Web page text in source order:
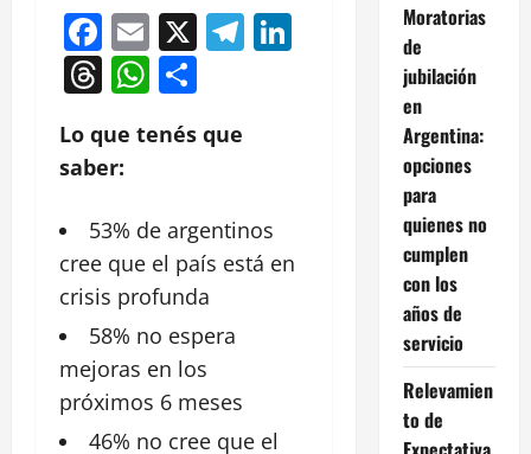
Facebook
Email
X Telegram
LinkedIn
Threads
WhatsApp
Lo que tenés que
saber:
53% de argentinos
cree que el país está en
crisis profunda
58% no espera
mejoras en los
próximos 6 meses
46% no cree que el
Moratorias
de
jubilación
en
Argentina:
opciones
para
quienes no
cumplen
con los
años de
servicio
Relevamien
to de